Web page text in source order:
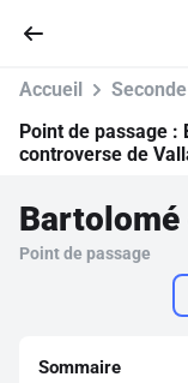
Parcourir
Accueil Seconde
Point de passage :
controverse de
Point de passage
Sommaire